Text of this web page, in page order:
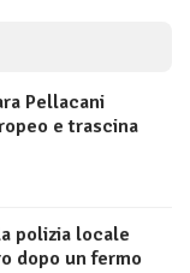
Pellacani
e trascina
polizia locale
dopo un fermo